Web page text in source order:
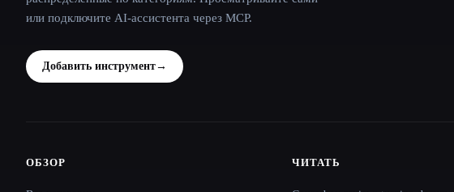
или подключите AI-ассистента через MCP.
Добавить инструмент→
Site navigation
ОБЗОР ЧИТАТЬ